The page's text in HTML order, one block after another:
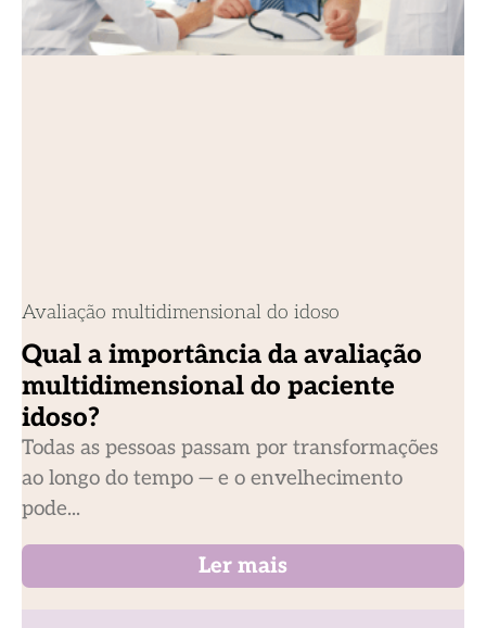
Avaliação multidimensional do idoso
Qual a importância da avaliação
multidimensional do paciente
idoso?
Todas as pessoas passam por transformações
ao longo do tempo — e o envelhecimento
pode...
Ler mais